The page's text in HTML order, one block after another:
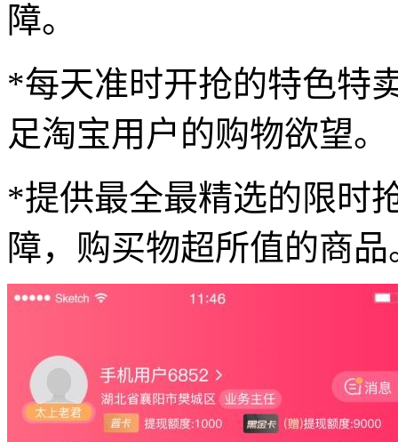
障。
*每天准时开抢的特色特
足淘宝用户的购物欲望。
*提供最全最精选的限时
障，购买物超所值的商品